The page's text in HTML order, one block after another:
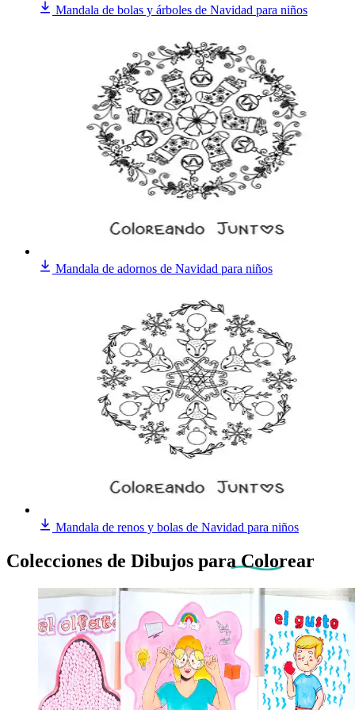
Mandala de bolas y árboles de Navidad para niños
Mandala de adornos de Navidad para niños
Mandala de renos y bolas de Navidad para niños
Colecciones de Dibujos para Colorear